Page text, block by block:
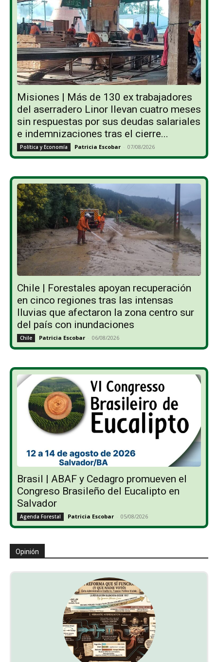
Misiones | Más de 130 ex trabajadores
del aserradero Linor llevan cuatro meses
sin respuestas por sus deudas salariales
e indemnizaciones tras el cierre...
Política y Economía Patricia Escobar - 07/08/2026
Chile | Forestales apoyan recuperación
en cinco regiones tras las intensas
lluvias que afectaron la zona centro sur
del país con inundaciones
Chile Patricia Escobar - 06/08/2026
Brasil | ABAF y Cedagro promueven el
Congreso Brasileño del Eucalipto en
Salvador
Agenda Forestal Patricia Escobar - 05/08/2026
Opinión